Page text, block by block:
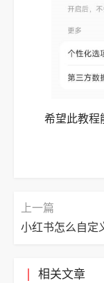
希望此教程
上一篇
相关文章